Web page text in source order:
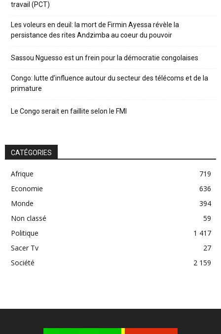
travail (PCT)
Les voleurs en deuil: la mort de Firmin Ayessa révèle la
persistance des rites Andzimba au coeur du pouvoir
Sassou Nguesso est un frein pour la démocratie congolaises
Congo: lutte d’influence autour du secteur des télécoms et de la
primature
Le Congo serait en faillite selon le FMI
CATÉGORIES
Afrique
719
Economie
636
Monde
394
Non classé
59
Politique
1 417
Sacer Tv
27
Société
2 159